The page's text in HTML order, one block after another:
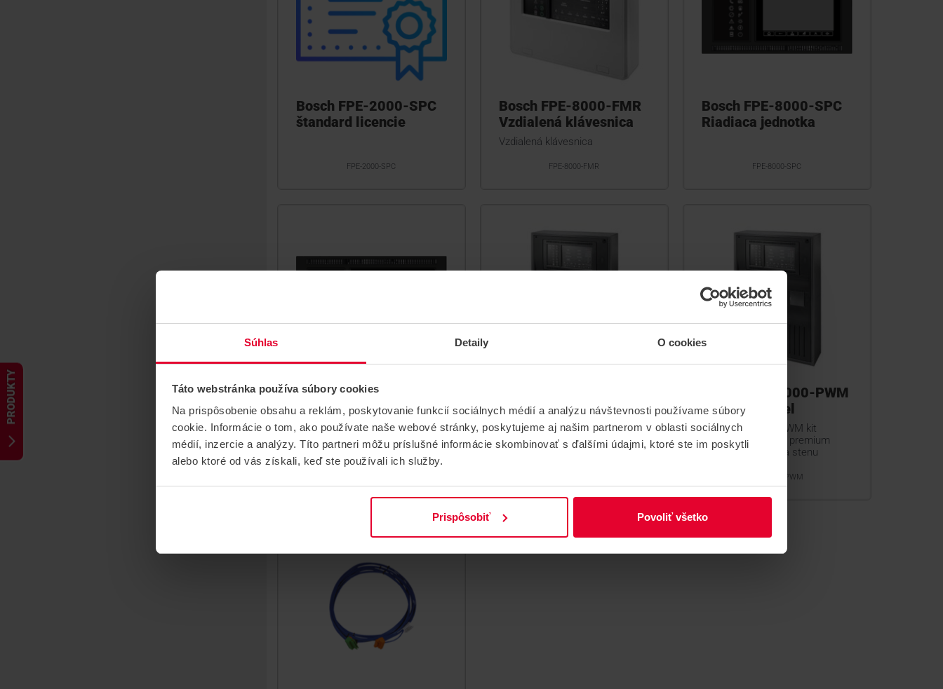
Súhlas Detaily O cookies
Táto webstránka používa súbory cookies
Na prispôsobenie obsahu a reklám, poskytovanie funkcií sociálnych médií a analýzu návštevnosti používame súbory
cookie. Informácie o tom, ako používate naše webové stránky, poskytujeme aj našim partnerom v oblasti sociálnych
médií, inzercie a analýzy. Títo partneri môžu príslušné informácie skombinovať s ďalšími údajmi, ktoré ste im poskytli
alebo ktoré od vás získali, keď ste používali ich služby.
Prispôsobiť Povoliť všetko
PRODUKTY
Bosch FPE-2000-SPC
štandard licencie
FPE-2000-SPC
Bosch FPE-8000-FMR
Vzdialená klávesnica
Vzdialená klávesnica
FPE-8000-FMR
Bosch FPE-8000-SPC
Riadiaca jednotka
FPE-8000-SPC
Bosch FPE-8000-PPC
Riadiaca jednotka
Riadiaca jednotka, licencia
premium
Kit ústředny Avenar
Bosch FPA-2000-PFM Kit
ústredne Avenar, premium
Bosch FPA-2000-PWM
AVENAR panel
Bosch FPA-2000-PWM kit
ústredne AVENAR, premium
licencia, montáž na stenu
FPA-2000-PWM